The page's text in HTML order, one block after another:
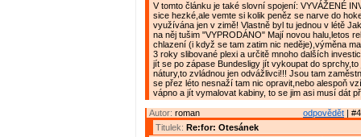
V tomto článku je také slovní spojení: VYVÁŽENÉ
sice hezké,ale vemte si kolik peněz se narve do
využívána jen v zimě! Vlastně byl tu jednou v létě
na něj tušim "VYPRODÁNO" Mají novou halu,letos
chlazení (i když se tam zatim nic neděje),výměna
3 roky slibované plexi a určitě mnoho dalších
jít se po zápase Bundesligy jít vykoupat do sprchy,to
nátury,to zvládnou jen odvážlivci!!! Jsou tam
se přez léto nesnaží tam nic opravit,nebo alespoň
vápno a jít vymalovat kabiny, to se jim asi musí dát
odpovědět |
Autor: roman
Titulek: Re:for: Otesánek